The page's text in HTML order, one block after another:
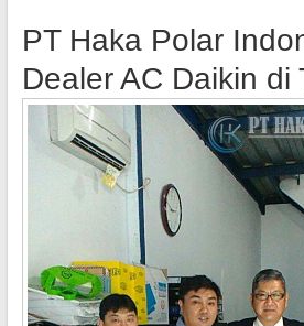
PT Haka Polar
Dealer AC Daikin di